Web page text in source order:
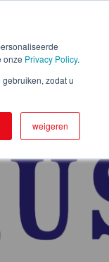
onze Privacy Policy.
zodat u
weigeren
Contact us